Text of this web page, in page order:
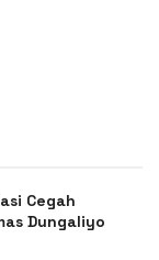
Cegah
Dungaliyo